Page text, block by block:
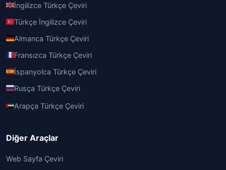
İngilizce Türkçe Çeviri
Türkçe İngilizce Çeviri
Almanca Türkçe Çeviri
Fransızca Türkçe Çeviri
İspanyolca Türkçe Çeviri
Rusça Türkçe Çeviri
Arapça Türkçe Çeviri
Diğer Araçlar
Web Sayfa Çeviri